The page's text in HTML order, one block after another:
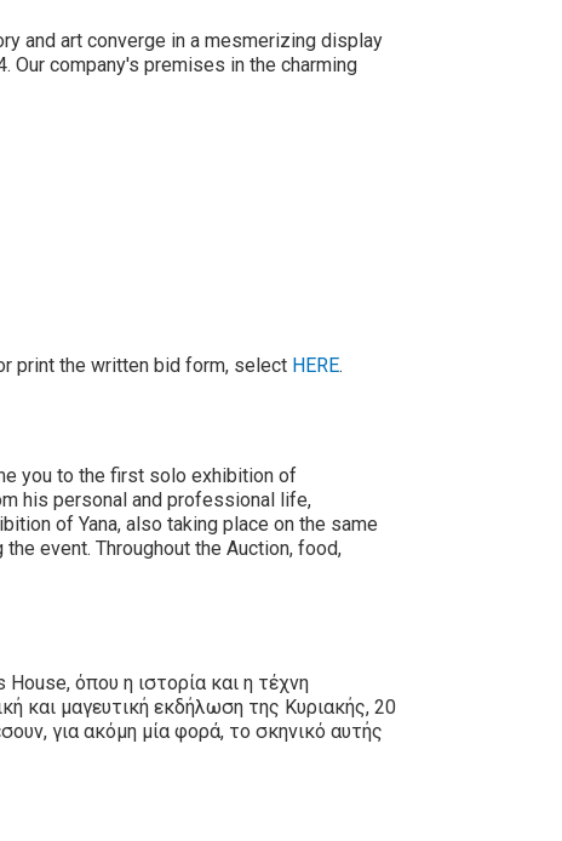
and art converge in a mesmerizing display
Our company's premises in the charming
print the written bid form, select HERE.
you to the first solo exhibition of
his personal and professional life,
of Yana, also taking place on the same
event. Throughout the Auction, food,
όπου η ιστορία και η τέχνη
και μαγευτική εκδήλωση της Κυριακής, 20
για ακόμη μία φορά, το σκηνικό αυτής